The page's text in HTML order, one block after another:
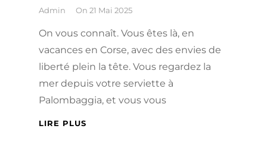
By
Admin On 21 Mai 2025
On vous connaît. Vous êtes là, en
vacances en Corse, avec des envies de
liberté plein la tête. Vous regardez la
mer depuis votre serviette à
Palombaggia, et vous vous
LIRE PLUS